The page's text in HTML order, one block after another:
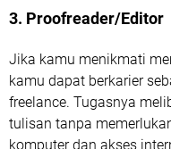
3. Proofreader/Editor
Jika kamu menikmati
kamu dapat berkarier
freelance. Tugasnya
tulisan tanpa
komputer dan akses